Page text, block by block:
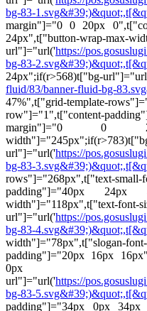
bg-83-
margin"]="0 0 20px
24px",t["button-wrap-max-
url"]="url('https://
bg-83-
24px";if(r>568)t["bg-
fluid/83/banner-fluid-bg-
47%",t["grid-template-
row"]="1",t["content-
margin"]="0 0
url"]="url('https://
bg-83-
rows"]="268px",t["text-small-
padding"]="40px 24px
width"]="118px",t["text-font-
url"]="url('https://
bg-83-
width"]="78px",t["slogan-
padding"]="20px 16px
0px
url"]="url('https://
bg-83-
padding"]="34px 0px 34px